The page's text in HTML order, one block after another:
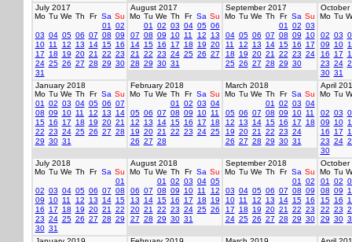
July 2017
Mo Tu We Th Fr Sa Su
01
02
03 04 05 06 07 08 09
10 11 12 13 14 15 16
17
18 19 20 21 22 23
24 25 26 27 28 29 30
31
August 2017
Mo Tu We Th Fr Sa Su
01
02 03 04 05 06
07 08 09 10 11 12
13
14 15 16 17 18 19 20
21
22 23 24 25 26 27
28 29 30 31
September 2017
Mo Tu We Th Fr Sa Su
01
02 03
04 05 06 07 08 09
10
11
12 13 14 15 16
17
18
19 20 21 22 23 24
25 26 27 28 29 30
October
Mo Tu
02 03
09
10
16
17
23 24
30 31
January 2018
Mo Tu We Th Fr Sa Su
01
02 03 04 05 06 07
08 09 10 11 12 13
14
15 16 17 18 19 20 21
22 23 24 25 26 27 28
29 30 31
February 2018
Mo Tu We Th Fr Sa Su
01
02 03 04
05 06 07 08 09 10 11
12
13 14 15 16 17
18
19 20 21 22 23 24 25
26 27 28
March 2018
Mo Tu We Th Fr Sa Su
01
02 03 04
05 06 07 08 09 10 11
12
13 14 15 16 17
18
19 20 21 22 23 24
26 27 28 29 30 31
April
Mo Tu
02 03
09
10
16
17
23 24
30
July 2018
Mo Tu We Th Fr Sa Su
01
02 03 04 05 06 07 08
09
10 11 12 13 14 15
16
17 18 19 20 21
22
23 24 25 26 27 28 29
30 31
August 2018
Mo Tu We Th Fr Sa Su
01
02 03 04 05
06 07 08 09 10 11
12
13
14 15 16 17 18
19
20 21 22 23 24 25 26
27 28 29 30 31
September 2018
Mo Tu We Th Fr Sa Su
01
02
03 04 05 06 07 08 09
10 11 12 13 14 15 16
17
18 19 20 21 22 23
24 25 26 27 28 29 30
October
Mo Tu
01
02
08 09
15 16
22 23
29 30